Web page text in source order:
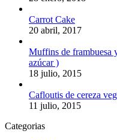
Carrot Cake
20 abril, 2017
Muffins de frambuesa
azúcar )
18 julio, 2015
Cafloutis de cereza
11 julio, 2015
Categorias